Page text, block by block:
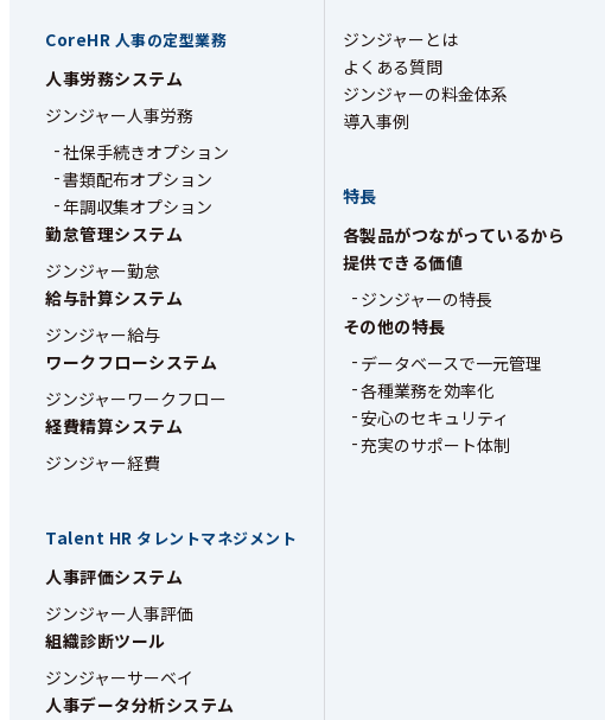
CoreHR 人事の定型業務
人事労務システム
ジンジャー人事労務
社保手続きオプション
書類配布オプション
年調収集オプション
勤怠管理システム
ジンジャー勤怠
給与計算システム
ジンジャー給与
ワークフローシステム
ジンジャーワークフロー
経費精算システム
ジンジャー経費
Talent HR タレントマネジメント
人事評価システム
ジンジャー人事評価
組織診断ツール
ジンジャーサーベイ
人事データ分析システム
ジンジャーとは
よくある質問
ジンジャーの料金体系
導入事例
特長
各製品がつながっているから
提供できる価値
ジンジャーの特長
その他の特長
データベースで一元管理
各種業務を効率化
安心のセキュリティ
充実のサポート体制